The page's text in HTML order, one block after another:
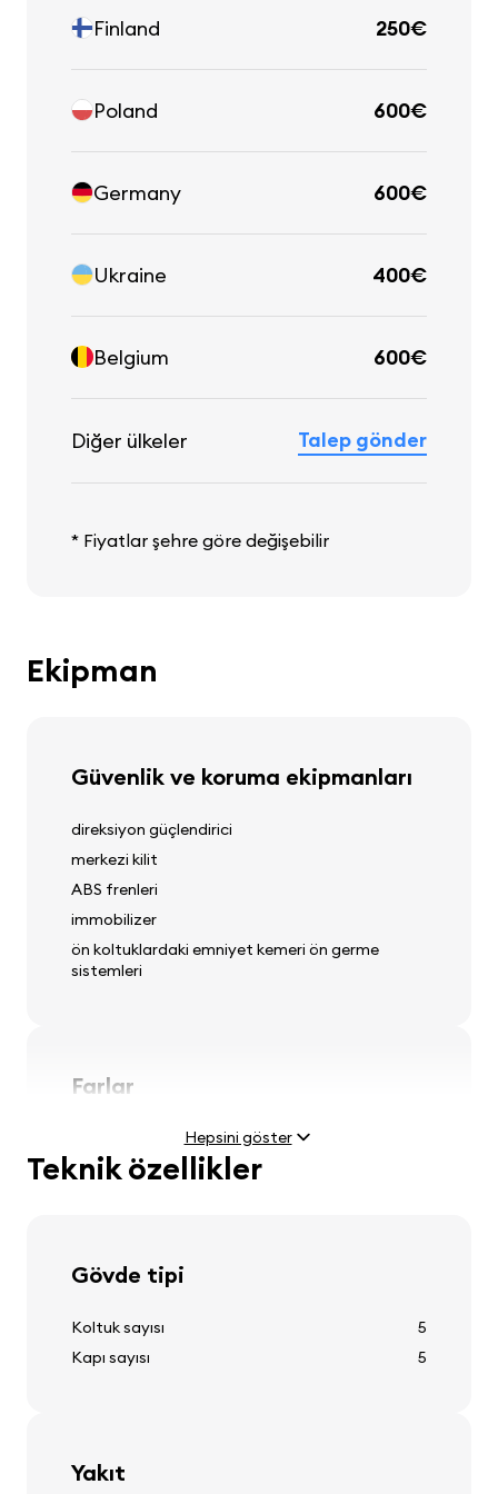
Finland 250€
Poland 600€
Germany 600€
Ukraine 400€
Belgium 600€
Diğer ülkeler Talep gönder
* Fiyatlar şehre göre değişebilir
Ekipman
Güvenlik ve koruma ekipmanları
direksiyon güçlendirici
merkezi kilit
ABS frenleri
immobilizer
ön koltuklardaki emniyet kemeri ön germe
sistemleri
Farlar
ayarlanabilir direksiyon kolonası
Hepsini göster
Teknik özellikler
Gövde tipi
Koltuk sayısı
5
Kapı sayısı
5
Yakıt